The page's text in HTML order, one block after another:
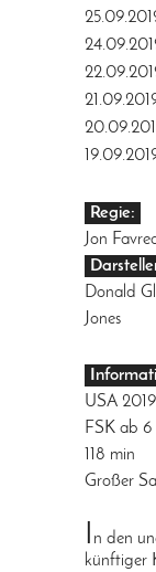
Regie:
Jon
Donald
Jones
USA 2019
FSK ab 6
118 min
Großer
I n den
künftiger